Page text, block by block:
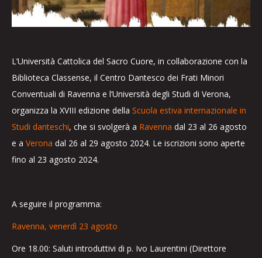
L’Università Cattolica del Sacro Cuore, in collaborazione con la
Biblioteca Classense, il Centro Dantesco dei Frati Minori
Conventuali di Ravenna e l’Università degli Studi di Verona,
organizza la XVIII edizione della Scuola estiva internazionale in
Studi danteschi, che si svolgerà a Ravenna dal 23 al 26 agosto
e a Verona dal 26 al 29 agosto 2024. Le iscrizioni sono aperte
fino al 23 agosto 2024.
A seguire il programma:
Ravenna, venerdì 23 agosto
Ore 18.00: Saluti introduttivi di p. Ivo Laurentini (Direttore